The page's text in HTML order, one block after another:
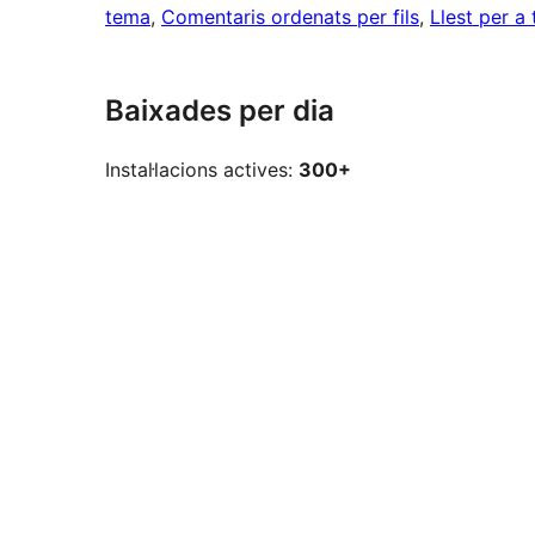
tema, Comentaris ordenats per fils, Llest per a
Baixades per dia
Instal·lacions actives: 300+